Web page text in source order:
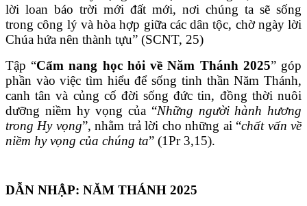
lời loan báo trời mới đất mới, nơi chúng ta sẽ sống
trong công lý và hòa hợp giữa các dân tộc, chờ ngày lời
Chúa hứa nên thành tựu” (SCNT, 25)
Tập “Cẩm nang học hỏi về Năm Thánh 2025” góp
phần vào việc tìm hiểu để sống tinh thần Năm Thánh,
canh tân và củng cố đời sống đức tin, đồng thời nuôi
dưỡng niềm hy vọng của “Những người hành hương
trong Hy vọng”, nhằm trả lời cho những ai “chất vấn về
niềm hy vọng của chúng ta” (1Pr 3,15).
DẪN NHẬP: NĂM THÁNH 2025